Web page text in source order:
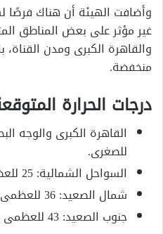
وأضافت الهيئة أن هناك فرصًا
غير مؤثر على بعض المناطق
والقاهرة الكبرى ومدن
منخفضة.
درجات الحرارة
للصغرى.
السواحل الشمالية: 25 للعظمى – 17 للصغرى.
شمال الصعيد: 36 للعظمى – 20 للصغرى.
جنوب الصعيد: 43 للعظمى – 25 للصغرى.